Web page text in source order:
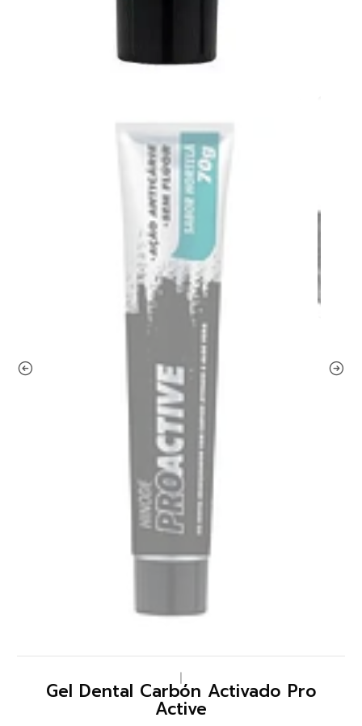
Gel Dental Carbón Activado Pro
Active